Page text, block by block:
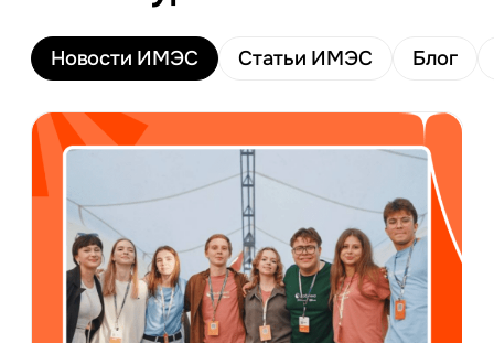
Новости ИМЭС Статьи ИМЭС Блог